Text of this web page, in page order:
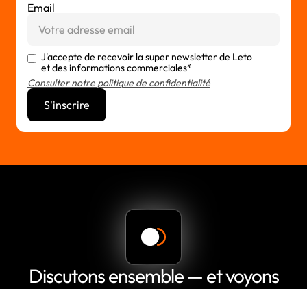
Email
J'accepte de recevoir la super newsletter de Leto
et des informations commerciales*
Consulter notre politique de confidentialité
Discutons ensemble — et voyons